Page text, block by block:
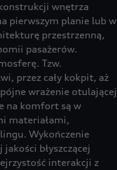
wnętrza
pierwszym planie lub w
przestrzenną,
pasażerów.
Tzw.
przez cały kokpit, aż
wrażenie otulającej
na komfort są w
materiałami,
Wykończenie
błyszczącej
interakcji z